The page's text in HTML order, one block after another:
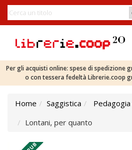
Per gli acquisti online: spese di spedizione
o con tessera fedeltà Librerie.coop
Home Saggistica
Lontani, per quanto